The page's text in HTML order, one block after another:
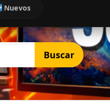
Nuevos
Buscar